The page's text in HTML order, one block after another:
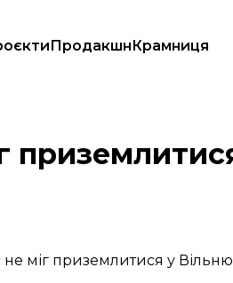
ПродакшнКрамниця
міг приземлитися у